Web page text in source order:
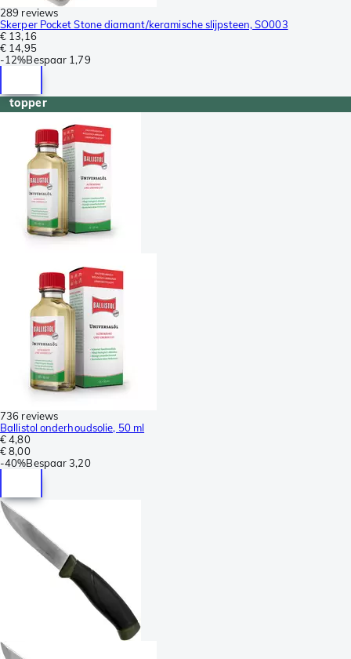
289 reviews
Skerper Pocket Stone diamant/keramische slijpsteen, SO003
€ 13,16
€ 14,95
-12%Bespaar 1,79
topper
736 reviews
Ballistol onderhoudsolie, 50 ml
€ 4,80
€ 8,00
-40%Bespaar 3,20